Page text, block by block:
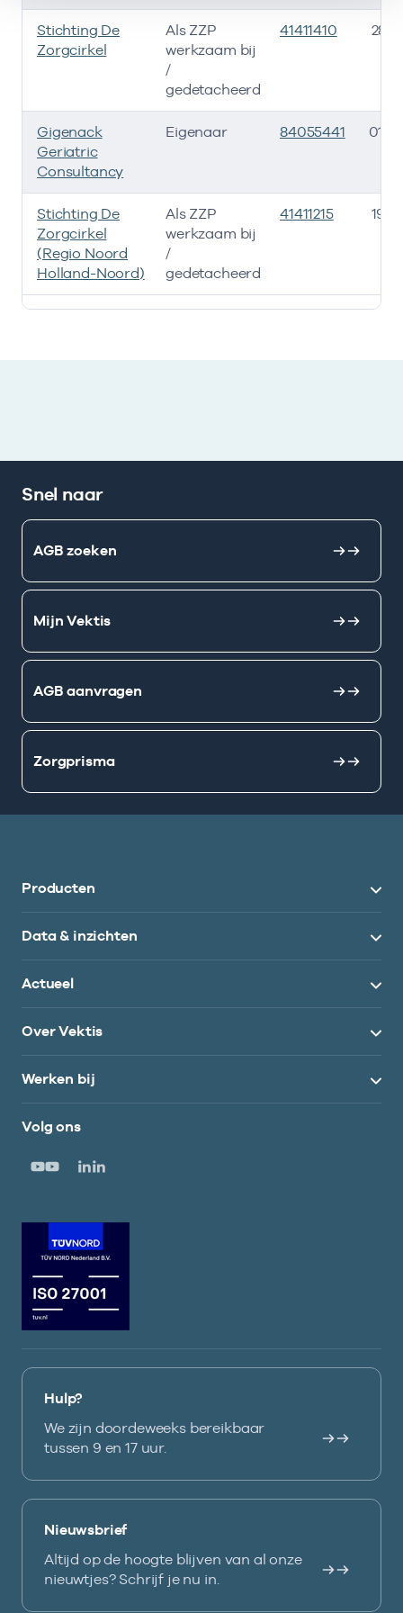
Ik heb een arbeidsrelatie met
Stichting De
Zorgcirkel
Als ZZP
werkzaam bij
/
gedetacheerd
41411410 28-
Gigenack
Geriatric
Consultancy
Eigenaar 84055441 01-
Stichting De
Zorgcirkel
(Regio Noord
Holland-Noord)
Als ZZP
werkzaam bij
/
gedetacheerd
41411215 19-
Snel naar
AGB zoeken
Mijn Vektis
AGB aanvragen
Zorgprisma
Producten
Data & inzichten
Actueel
Over Vektis
Werken bij
Volg ons
Hulp?
We zijn doordeweeks bereikbaar
tussen 9 en 17 uur.
Nieuwsbrief
Altijd op de hoogte blijven van al onze
nieuwtjes? Schrijf je nu in.